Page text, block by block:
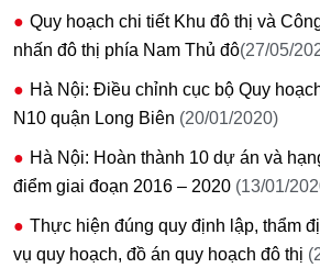
Quy hoạch chi tiết Khu đô thị và
nhấn đô thị phía Nam Thủ đô(27/05/
Hà Nội: Điều chỉnh cục bộ Quy
N10 quận Long Biên (20/01/2020)
Hà Nội: Hoàn thành 10 dự án và
điểm giai đoạn 2016 – 2020 (13/01/
Thực hiện đúng quy định lập, thẩm
vụ quy hoạch, đồ án quy hoạch đô thị